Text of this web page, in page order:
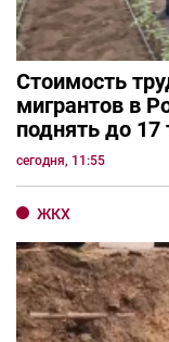
Стоимость
мигрантов в
поднять до
сегодня, 11:55
ЖКХ